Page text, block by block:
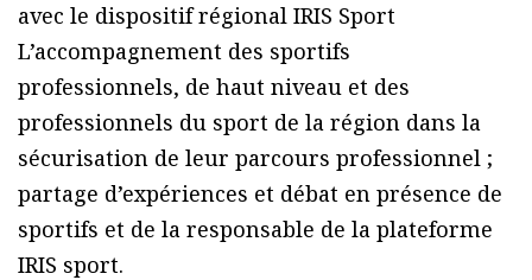
avec le dispositif régional IRIS Sport
L’accompagnement des sportifs
professionnels, de haut niveau et des
professionnels du sport de la région dans la
sécurisation de leur parcours professionnel ;
partage d’expériences et débat en présence de
sportifs et de la responsable de la plateforme
IRIS sport.